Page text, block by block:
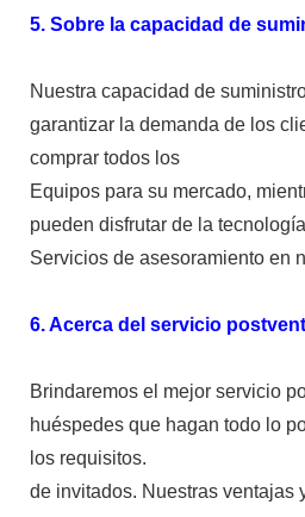
5. Sobre la capacidad de
Nuestra capacidad de
garantizar la demanda de los
comprar todos los
Equipos para su mercado,
pueden disfrutar de la
Servicios de asesoramiento en
6. Acerca del servicio
Brindaremos el mejor servicio
huéspedes que hagan todo lo
los requisitos.
de invitados. Nuestras ventajas